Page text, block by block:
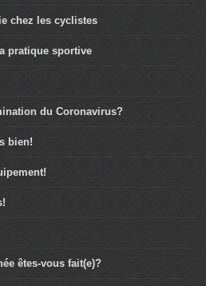
chez les cyclistes
pratique sportive
du Coronavirus?
bien!
êtes-vous fait(e)?